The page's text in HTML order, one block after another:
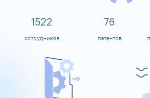
1600
сотрудников
80
патентов